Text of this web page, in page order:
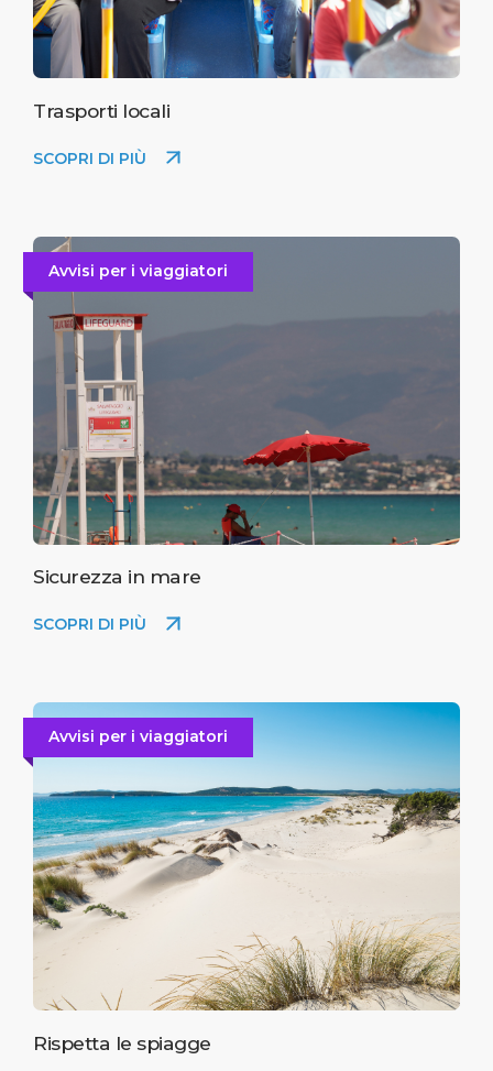
Trasporti locali
SCOPRI DI PIÙ
Avvisi per i viaggiatori
Sicurezza in mare
SCOPRI DI PIÙ
Avvisi per i viaggiatori
Rispetta le spiagge